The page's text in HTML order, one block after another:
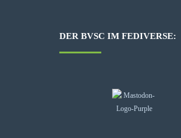
DER BVSC IM FEDIVERSE: